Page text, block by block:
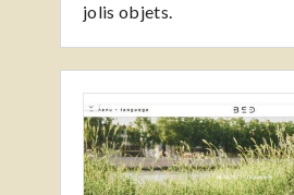
jolis objets.